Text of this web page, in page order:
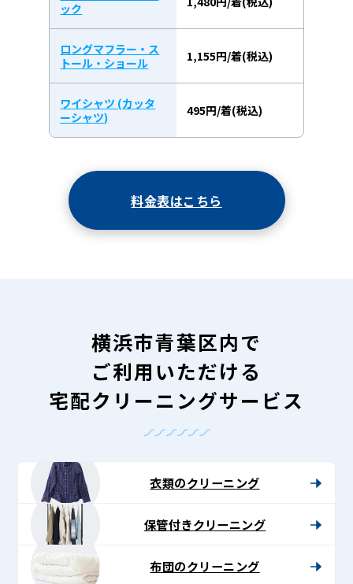
ック
ロングマフラー・ス
トール・ショール
1,155円/着(税込)
ワイシャツ (カッタ
ーシャツ)
495円/着(税込)
料金表はこちら
横浜市青葉区内で
ご利用いただける
宅配クリーニングサービス
衣類のクリーニング
保管付きクリーニング
布団のクリーニング